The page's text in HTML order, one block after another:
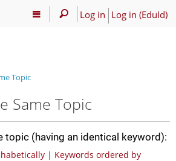
Log in Log in (EduId)
Topic
Same Topic
topic (having an identical keyword):
| Keywords ordered by